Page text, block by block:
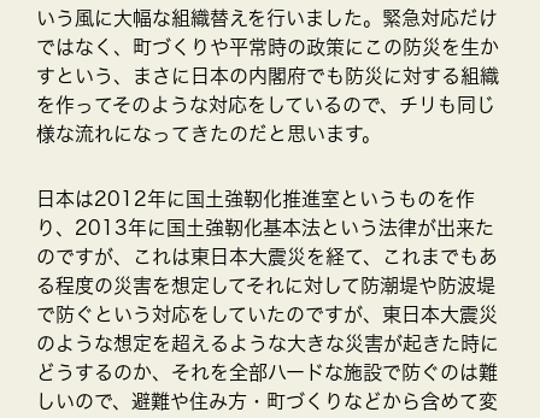
いう風に大幅な組織替えを行いました。緊急対応だけ
ではなく、町づくりや平常時の政策にこの防災を生か
すという、まさに日本の内閣府でも防災に対する組織
を作ってそのような対応をしているので、チリも同じ
様な流れになってきたのだと思います。
日本は2012年に国土強靭化推進室というものを作
り、2013年に国土強靭化基本法という法律が出来た
のですが、これは東日本大震災を経て、これまでもあ
る程度の災害を想定してそれに対して防潮堤や防波堤
で防ぐという対応をしていたのですが、東日本大震災
のような想定を超えるような大きな災害が起きた時に
どうするのか、それを全部ハードな施設で防ぐのは難
しいので、避難や住み方・町づくりなどから含めて変